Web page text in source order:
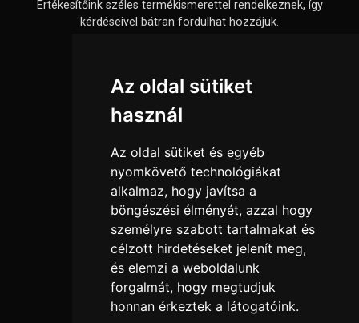
Az oldal sütiket
használ
Az oldal sütiket és egyéb
nyomkövető technológiákat
alkalmaz, hogy javítsa a
böngészési élményét, azzal hogy
személyre szabott tartalmakat és
célzott hirdetéseket jelenít meg,
és elemzi a weboldalunk
forgalmát, hogy megtudjuk
honnan érkeztek a látogatóink.
Értékesítőink széles termékismerettel rendelkeznek, így
kérdéseivel bátran fordulhat hozzájuk.
Információk
Általános szerződési feltételek
Elállási nyilatkozat
Impresszum
Süti beállítások
Menü
Hírek, cikkek
Kapcsolat
Kedvenc termékeim